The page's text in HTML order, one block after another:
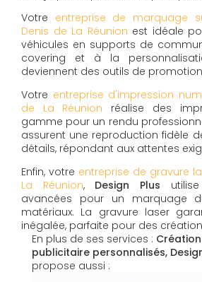
Votre entreprise de marquage
Denis de La Réunion est idéale
véhicules en supports de
covering et à la
deviennent des outils de
Votre entreprise d'impression
de La Réunion réalise des
gamme pour un rendu
assurent une reproduction fidèle
détails, répondant aux attentes
Enfin, votre entreprise de gravure
La Réunion, Design Plus
avancées pour un marquage
matériaux. La gravure laser
inégalée, parfaite pour des
En plus de ses services :
publicitaire personnalisés,
propose aussi :